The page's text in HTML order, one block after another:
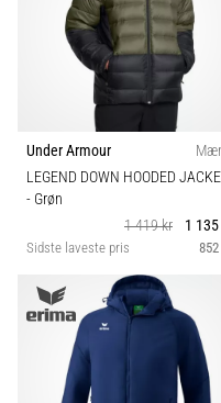
fodboldstøvler
11teamsports
•
1 min. Læsning
Play
Victories
Størrelse
Teamsales
Fit
Sæson
Under Armour
LEGEND DOWN HOODED
- Grøn
1 419 kr
1
Sidste laveste pris